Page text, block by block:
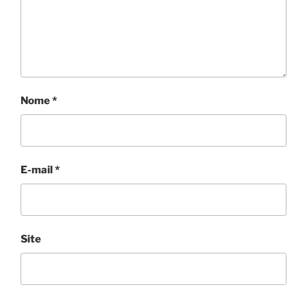
Nome*
E-mail*
Site